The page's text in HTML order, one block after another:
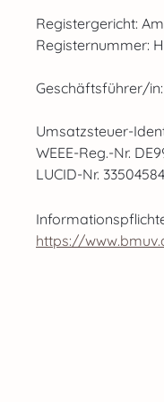
Registergericht:
Registernummer:
Geschäftsführer/
Umsatzsteuer-
WEEE-Reg.-Nr.
LUCID-Nr.
https://